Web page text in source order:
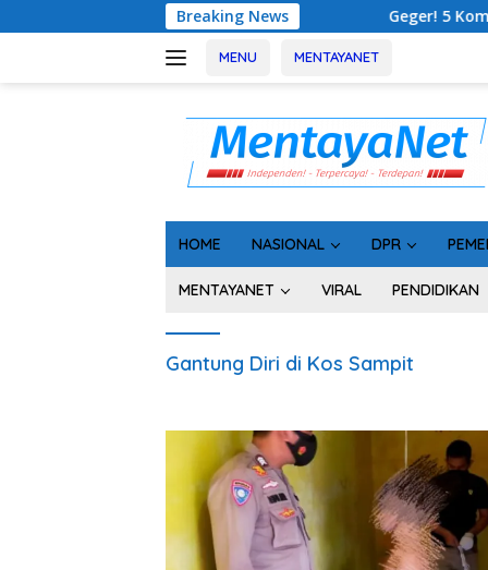
ke
Breaking NewsGeger! 5 Komisioner KPU
MENU MENTAYANET
HOME NASIONAL DPR
MENTAYANET VIRAL PENDIDIKAN
Gantung Diri di Kos Sampit